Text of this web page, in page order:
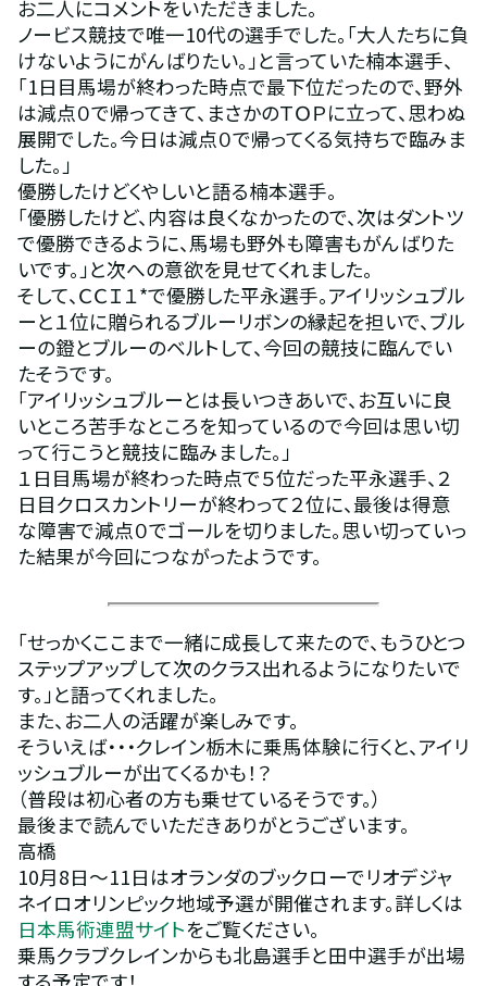
お二人にコメントをいただきました。
ノービス競技で唯一10代の選手でした。「大人たちに負
けないようにがんばりたい。」と言っていた楠本選手、
「1日目馬場が終わった時点で最下位だったので、野外
は減点０で帰ってきて、まさかのＴＯＰに立って、思わぬ
展開でした。今日は減点０で帰ってくる気持ちで臨みま
した。」
優勝したけどくやしいと語る楠本選手。
「優勝したけど、内容は良くなかったので、次はダントツ
で優勝できるように、馬場も野外も障害もがんばりた
いです。」と次への意欲を見せてくれました。
そして、ＣＣＩ１*で優勝した平永選手。アイリッシュブル
ーと１位に贈られるブルーリボンの縁起を担いで、ブル
ーの鐙とブルーのベルトして、今回の競技に臨んでい
たそうです。
「アイリッシュブルーとは長いつきあいで、お互いに良
いところ苦手なところを知っているので今回は思い切
って行こうと競技に臨みました。」
１日目馬場が終わった時点で５位だった平永選手、２
日目クロスカントリーが終わって２位に、最後は得意
な障害で減点０でゴールを切りました。思い切っていっ
た結果が今回につながったようです。
「せっかくここまで一緒に成長して来たので、もうひとつ
ステップアップして次のクラス出れるようになりたいで
す。」と語ってくれました。
また、お二人の活躍が楽しみです。
そういえば・・・クレイン栃木に乗馬体験に行くと、アイリ
ッシュブルーが出てくるかも！？
（普段は初心者の方も乗せているそうです。）
最後まで読んでいただきありがとうございます。
高橋
10月8日～11日はオランダのブックローでリオデジャ
ネイロオリンピック地域予選が開催されます。詳しくは
日本馬術連盟サイトをご覧ください。
乗馬クラブクレインからも北島選手と田中選手が出場